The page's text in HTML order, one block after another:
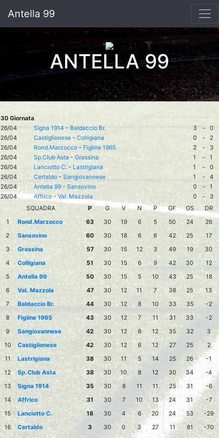
Antella 99
ANTELLA 99
30 Giornata
26/04
Signa 1914 - Baldaccio Br. 3 -
0
26/04
Castiglionese - Colligiana 0 -
2
26/04
Rond.Marzocco - Figline 1965 2 -
3
26/04
Sp.Club Asta - Grassina 1 -
1
26/04
Lanciotto C. - Lastrigiana 1 -
0
26/04
Certaldo - Sangiovannese 1 -
4
26/04
Antella 99 - Sansovino 0 -
1
26/04
Affrico-Val. Mazzola 0 -
3
SQUADRA
P G V N P GF GS
DR
1
Rond.Marzocco 63 30 19 6 5 50 24
26
2
Sansovino 60 30 18 6 6 42 25
17
3
Grassina 57 30 15 12 3 49 19
30
4
Colligiana 51 30 15 6 9 42 30
12
5
Antella 99 50 30 15 5 10 43 25
18
6
Val. Mazzola 47 30 12 11 7 38 25
13
7
Baldaccio Br. 44 30 12 8 10 33 35
-2
8
Figline 1965 43 30 12 7 11 31 33
-2
9
Sangiovannese 42 30 12 6 12 35 32
3
10
Castiglionese 42 30 12 6 12 27 25
2
11
Lastrigiana 38 30 11 5 14 25 26
-1
12
Sp.Club Asta 38 30 10 8 12 30 34
-4
13
Signa 1914 35 30 8 11 11 25 31
-6
14
Affrico 31 30 7 10 13 24 31
-7
15
Lanciotto C. 18 30 4 6 20 24 53
-29
16
Certaldo 3 30 0 3 27 11 81 -70